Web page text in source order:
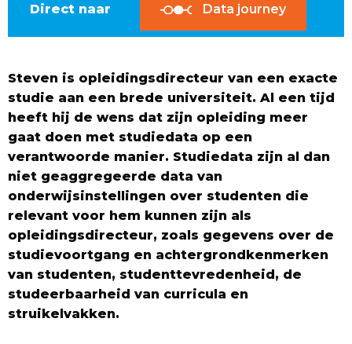
Direct naar Data journey
Steven is opleidingsdirecteur van een exacte
studie aan een brede universiteit. Al een tijd
heeft hij de wens dat zijn opleiding meer
gaat doen met studiedata op een
verantwoorde manier. Studiedata zijn al dan
niet geaggregeerde data van
onderwijsinstellingen over studenten die
relevant voor hem kunnen zijn als
opleidingsdirecteur, zoals gegevens over de
studievoortgang en achtergrondkenmerken
van studenten, studenttevredenheid, de
studeerbaarheid van curricula en
struikelvakken.